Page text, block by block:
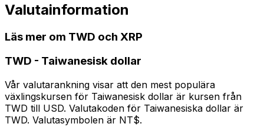
Valutainformation
Läs mer om TWD och XRP
TWD - Taiwanesisk dollar
Vår valutarankning visar att den mest populära
växlingskursen för Taiwanesisk dollar är kursen från
TWD till USD. Valutakoden för Taiwanesiska dollar är
TWD. Valutasymbolen är NT$.